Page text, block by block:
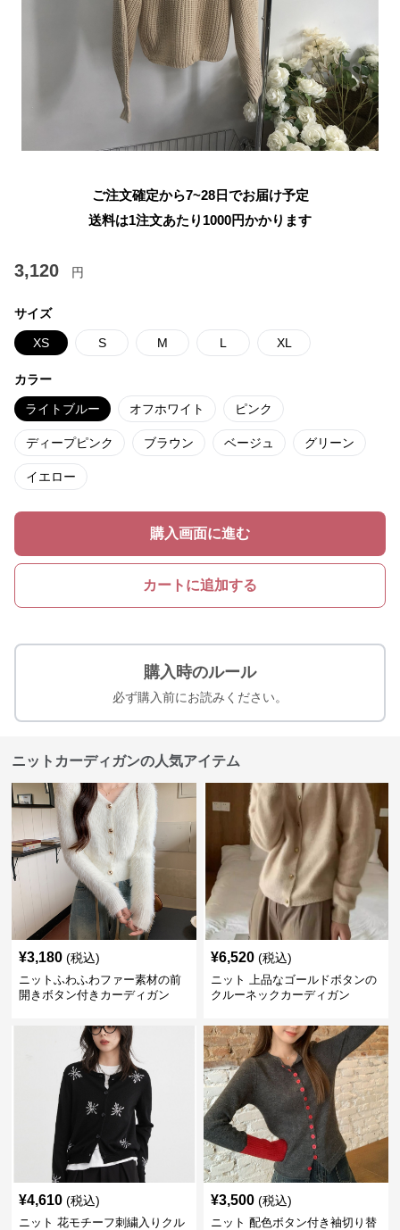
ご注文確定から7~28日でお届け予定
送料は1注文あたり 1000円かかります
3,120 円
サイズ
XS S M L XL
カラー
ライトブルー オフホワイト ピンク
ディープピンク ブラウン ベージュ グリーン
イエロー
購入画面に進む
カートに追加する
購入時のルール
必ず購入前にお読みください。
ニットカーディガンの人気アイテム
¥3,180 (税込)
ニットふわふわファー素材の前
開きボタン付きカーディガン
¥6,520 (税込)
ニット 上品なゴールドボタンの
クルーネックカーディガン
¥4,610 (税込)
ニット 花モチーフ刺繍入りクル
¥3,500 (税込)
ニット 配色ボタン付き袖切り替